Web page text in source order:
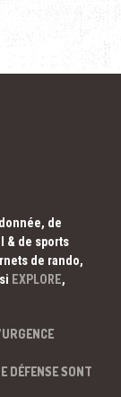
de
& de sports
de rando,
EXPLORE,
DÉFENSE SONT